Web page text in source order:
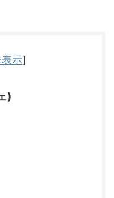
示]
)